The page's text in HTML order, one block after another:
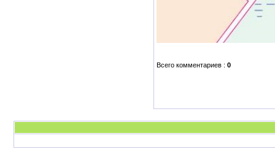
Всего комментариев : 0